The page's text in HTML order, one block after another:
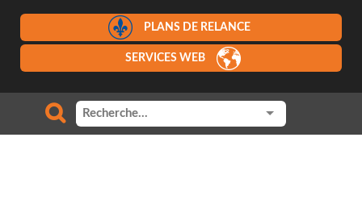
PLANS DE RELANCE
SERVICES WEB